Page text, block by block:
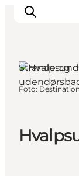
DET SKER
Strande og
Foto: